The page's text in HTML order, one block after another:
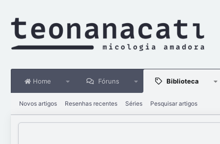
Home Fóruns Biblioteca
Novos artigos Resenhas recentes Séries Pesquisar artigos